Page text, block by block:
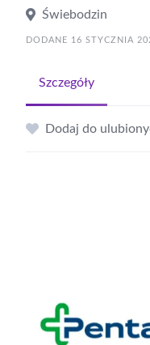
Świebodzin
DODANE 16 STYCZNIA
Szczegóły
Dodaj do